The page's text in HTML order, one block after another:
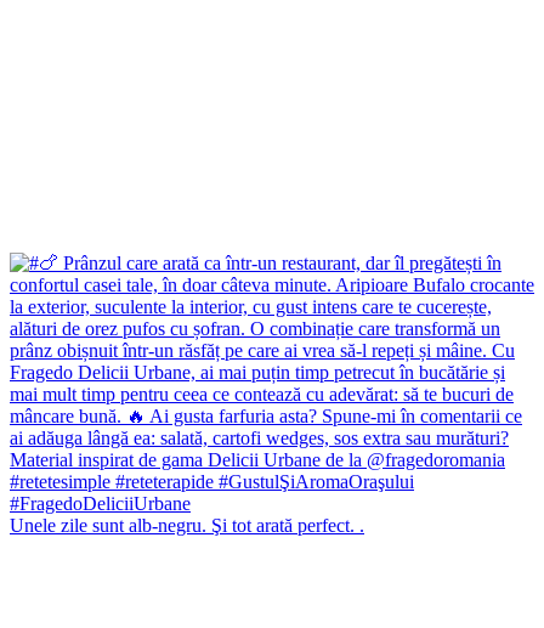
Unele zile sunt alb-negru. Şi tot arată perfect. .